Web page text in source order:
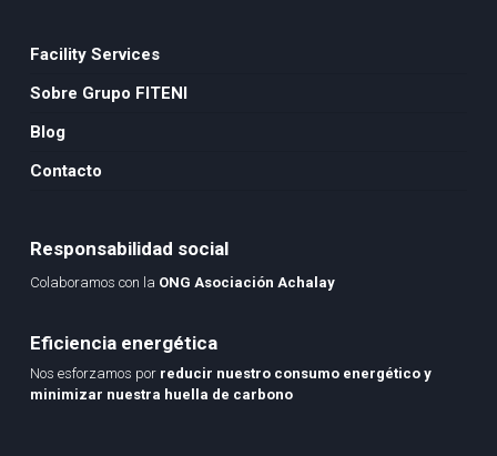
Facility Services
Sobre Grupo FITENI
Blog
Contacto
Responsabilidad social
Colaboramos con la ONG Asociación Achalay
Eficiencia energética
Nos esforzamos por reducir nuestro consumo energético y
minimizar nuestra huella de carbono